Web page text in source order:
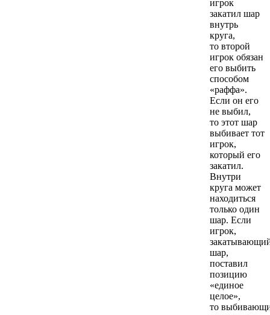
игрок
закатил шар
внутрь
круга,
то второй
игрок обязан
его выбить
способом
«раффа».
Если он его
не выбил,
то этот шар
выбивает тот
игрок,
который его
закатил.
Внутри
круга может
находиться
только один
шар. Если
игрок,
шар,
поставил
позицию
«единое
целое»,
то